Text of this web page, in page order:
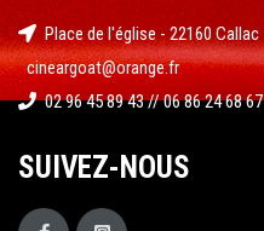
Place de l'église - 22160 Callac
cineargoat@orange.fr
02 96 45 89 43 // 06 86 24 68 67
SUIVEZ-NOUS